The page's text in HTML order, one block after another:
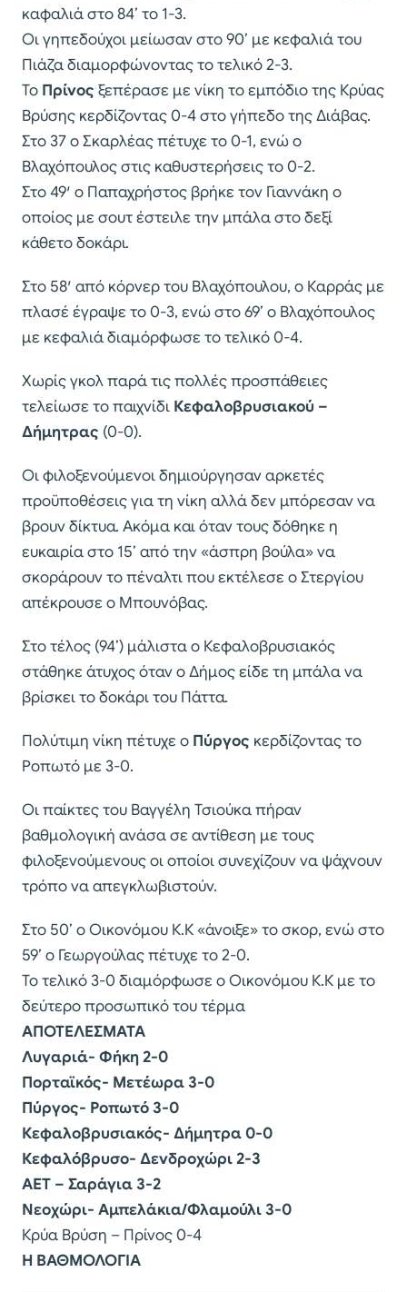
καφαλιά στο 84’ το 1-3.
Οι γηπεδούχοι μείωσαν στο 90’ με κεφαλιά του
Πιάζα διαμορφώνοντας το τελικό 2-3.
Το Πρίνος ξεπέρασε με νίκη το εμπόδιο της Κρύας
Βρύσης κερδίζοντας 0-4 στο γήπεδο της Διάβας.
Στο 37 ο Σκαρλέας πέτυχε το 0-1, ενώ ο
Βλαχόπουλος στις καθυστερήσεις το 0-2.
Στο 49′ ο Παπαχρήστος βρήκε τον Γιαννάκη ο
οποίος με σουτ έστειλε την μπάλα στο δεξί
κάθετο δοκάρι.
Στο 58′ από κόρνερ του Βλαχόπουλου, ο Καρράς με
πλασέ έγραψε το 0-3, ενώ στο 69’ ο Βλαχόπουλος
με κεφαλιά διαμόρφωσε το τελικό 0-4.
Χωρίς γκολ παρά τις πολλές προσπάθειες
τελείωσε το παιχνίδι Κεφαλοβρυσιακού –
Δήμητρας (0-0).
Οι φιλοξενούμενοι δημιούργησαν αρκετές
προϋποθέσεις για τη νίκη αλλά δεν μπόρεσαν να
βρουν δίκτυα. Ακόμα και όταν τους δόθηκε η
ευκαιρία στο 15’ από την «άσπρη βούλα» να
σκοράρουν το πέναλτι που εκτέλεσε ο Στεργίου
απέκρουσε ο Μπουνόβας.
Στο τέλος (94’) μάλιστα ο Κεφαλοβρυσιακός
στάθηκε άτυχος όταν ο Δήμος είδε τη μπάλα να
βρίσκει το δοκάρι του Πάττα.
Πολύτιμη νίκη πέτυχε ο Πύργος κερδίζοντας το
Ροπωτό με 3-0.
Οι παίκτες του Βαγγέλη Τσιούκα πήραν
βαθμολογική ανάσα σε αντίθεση με τους
φιλοξενούμενους οι οποίοι συνεχίζουν να ψάχνουν
τρόπο να απεγκλωβιστούν.
Στο 50’ ο Οικονόμου Κ.Κ «άνοιξε» το σκορ, ενώ στο
59’ ο Γεωργούλας πέτυχε το 2-0.
Το τελικό 3-0 διαμόρφωσε ο Οικονόμου Κ.Κ με το
δεύτερο προσωπικό του τέρμα
ΑΠΟΤΕΛΕΣΜΑΤΑ
Λυγαριά- Φήκη 2-0
Πορταϊκός- Μετέωρα 3-0
Πύργος- Ροπωτό 3-0
Κεφαλοβρυσιακός- Δήμητρα 0-0
Κεφαλόβρυσο- Δενδροχώρι 2-3
ΑΕΤ – Σαράγια 3-2
Νεοχώρι- Αμπελάκια/Φλαμούλι 3-0
Κρύα Βρύση – Πρίνος 0-4
Η ΒΑΘΜΟΛΟΓΙΑ